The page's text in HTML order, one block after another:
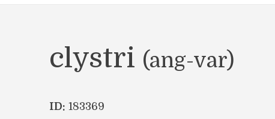
clystri (ang-var)
ID: 183369